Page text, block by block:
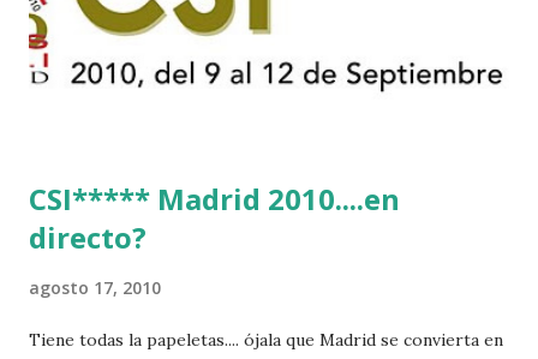
CSI***** Madrid 2010....en
directo?
agosto 17, 2010
Tiene todas la papeletas.... ójala que Madrid se convierta en